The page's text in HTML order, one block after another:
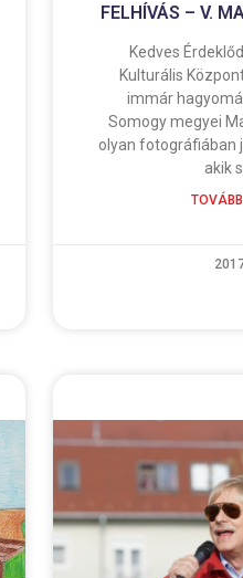
FELHÍVÁS – V.
Kedves
Kulturális
immár
Somogy megyei
olyan fotográfiában
akik